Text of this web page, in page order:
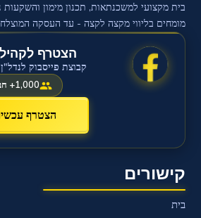
כניסת מרצים
כניסת סטודנטים
בית
אודותינו
משכנתאות
בית מקצועי למשכנתאות, תכנון מימון והשקעות
מומחים בליווי מקצה לקצה - עד העסקה
הצטרף
קבוצת פייסבוק
1,000+ חברים
הצטרף
קישורים
בית